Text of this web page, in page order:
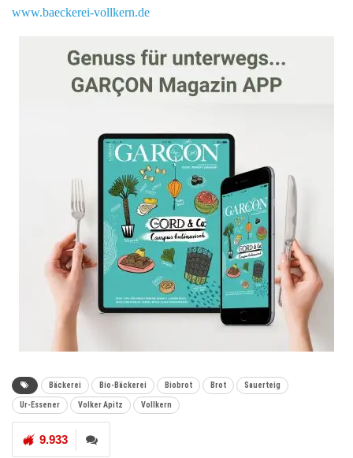
www.baeckerei-vollkern.de
Bäckerei Bio-Bäckerei Biobrot Brot Sauerteig
Ur-Essener Volker Apitz Vollkern
9.933